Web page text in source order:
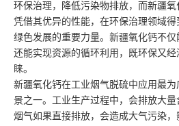
环保治理，降低污染物排放，而新疆氧
凭借其优异的性能，在环保治理领域
绿色发展的重要力量。新疆氧化钙不仅
还能实现资源的循环利用，既环保又
睐。
新疆氧化钙在工业烟气脱硫中应用最
景之一。工业生产过程中，会排放大
烟气如果直接排放，会造成大气污染，